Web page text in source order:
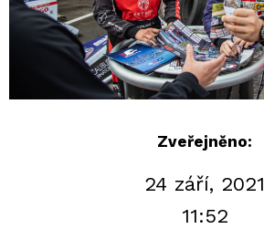
Zveřejněno:
24 září, 2021
11:52